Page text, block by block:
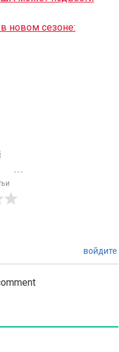
новом сезоне:
войдите